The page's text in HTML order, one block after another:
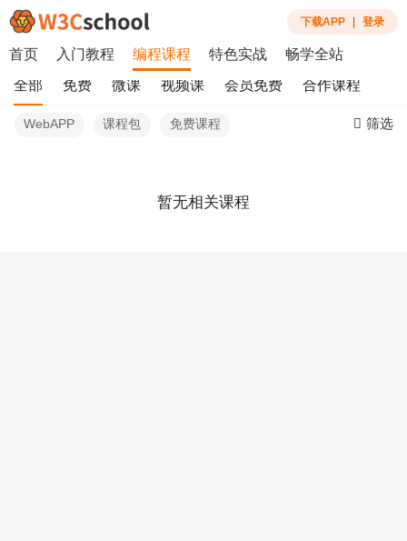
下载APP 登录
首页 入门教程 编程课程 特色实战 畅学全站
全部 免费 微课 视频课 会员免费 合作课程
WebAPP 课程包 免费课程 筛选
暂无相关课程